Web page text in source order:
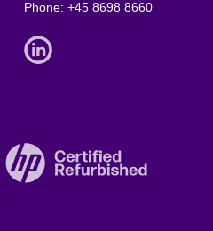
Phone:+45 8698 8660